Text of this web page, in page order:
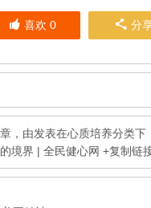
喜欢0 分
，由发表在心质培养分类下
境界 | 全民健心网 +复制链